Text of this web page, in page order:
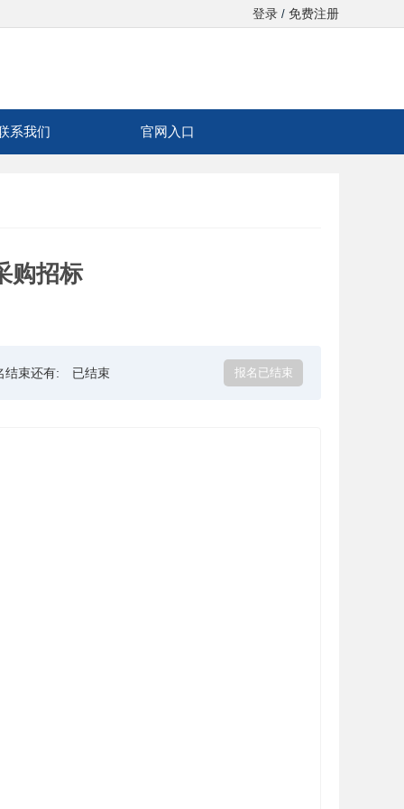
登录 / 免费注册
系我们 官网入口
购招标
结束还有: 已结束 报名已结束